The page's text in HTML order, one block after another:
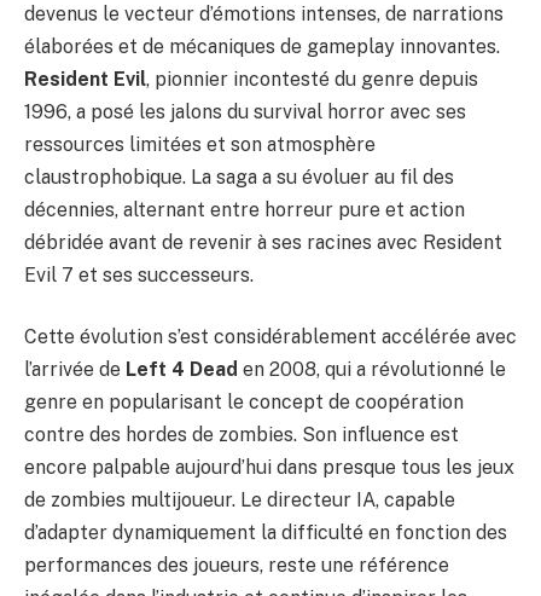
devenus le vecteur d’émotions intenses, de narrations
élaborées et de mécaniques de gameplay innovantes.
Resident Evil, pionnier incontesté du genre depuis
1996, a posé les jalons du survival horror avec ses
ressources limitées et son atmosphère
claustrophobique. La saga a su évoluer au fil des
décennies, alternant entre horreur pure et action
débridée avant de revenir à ses racines avec Resident
Evil 7 et ses successeurs.
Cette évolution s’est considérablement accélérée avec
l’arrivée de Left 4 Dead en 2008, qui a révolutionné le
genre en popularisant le concept de coopération
contre des hordes de zombies. Son influence est
encore palpable aujourd’hui dans presque tous les jeux
de zombies multijoueur. Le directeur IA, capable
d’adapter dynamiquement la difficulté en fonction des
performances des joueurs, reste une référence